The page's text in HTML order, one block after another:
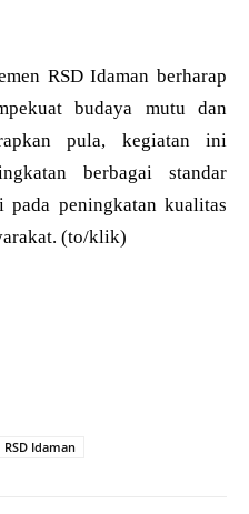
RSD Idaman berharap
budaya mutu dan
pula, kegiatan ini
berbagai standar
pada peningkatan kualitas
(to/klik)
RSD Idaman